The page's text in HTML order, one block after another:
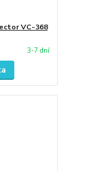
VC-368
3-7 dní